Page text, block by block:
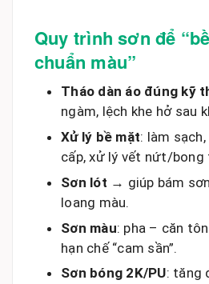
Quy trình sơn để
chuẩn màu”
Tháo dàn áo đúng kỹ
ngàm, lệch khe hở sau
Xử lý bề mặt: làm
cấp, xử lý vết nứt/bong
Sơn lót → giúp bám
loang màu.
Sơn màu: pha – căn
hạn chế “cam sần”.
Sơn bóng 2K/PU: tăng